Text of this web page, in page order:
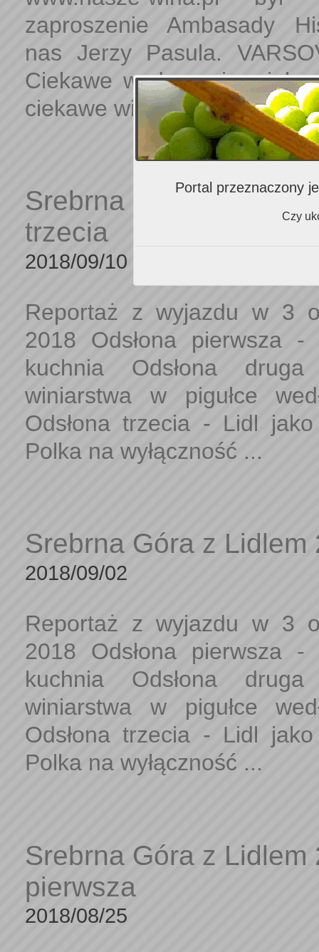
zaproszenie Ambasady
nas Jerzy Pasula.
Ciekawe wydarzenie,
ciekawe wina.
Srebrna Góra z Lidlem
trzecia
2018/09/10
Reportaż z wyjazdu w 3
2018 Odsłona pierwsza
kuchnia Odsłona
winiarstwa w pigułce
Odsłona trzecia - Lidl
Polka na wyłączność ...
Srebrna Góra z Lidlem
2018/09/02
Reportaż z wyjazdu w 3
2018 Odsłona pierwsza
kuchnia Odsłona
winiarstwa w pigułce
Odsłona trzecia - Lidl
Polka na wyłączność ...
Srebrna Góra z Lidlem
pierwsza
2018/08/25
Portal przeznaczony
Czy